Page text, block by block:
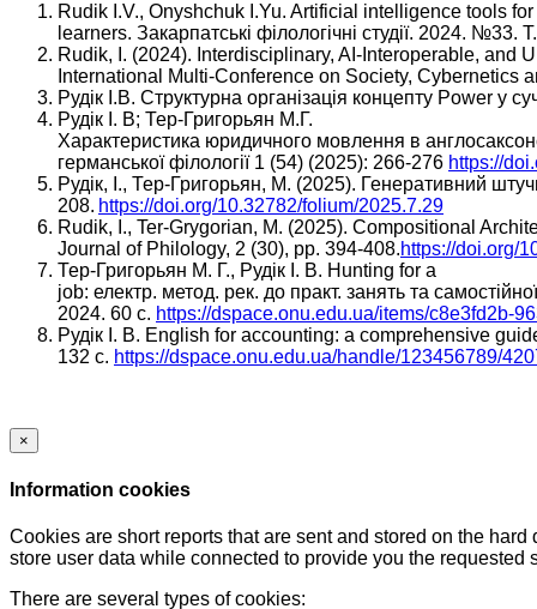
Rudik I.V., Onyshchuk I.Yu. Artificial intelligence tools
learners. Закарпатські філологічні студії. 2024.
Rudik, I. (2024). Interdisciplinary, AI-Interoperable, and
International Multi-Conference on Society, Cybernetics
Рудік І.В. Структурна організація концепту Power у
Рудік І. В; Тер-Григорьян М.Г.
Характеристика юридичного мовлення в
германської філології 1 (54) (2025): 266-276 https://
Рудік, І., Тер-Григорьян, М. (2025). Генеративний
208. https://doi.org/10.32782/folium/2025.7.29
Rudik, I., Ter-Grygorian, M. (2025). Compositional
Journal of Philology, 2 (30), pp. 394-408.https://doi.org/
Тер-Григорьян М. Г., Рудік І. В. Hunting for a
job: електр. метод. рек. до практ. занять та
2024. 60 с. https://dspace.onu.edu.ua/items/c8e3fd2b-
Рудік І. В. English for accounting: a comprehensive
132 с. https://dspace.onu.edu.ua/handle/123456789/
×
Information cookies
Cookies are short reports that are sent and stored on the
store user data while connected to provide you the
There are several types of cookies: